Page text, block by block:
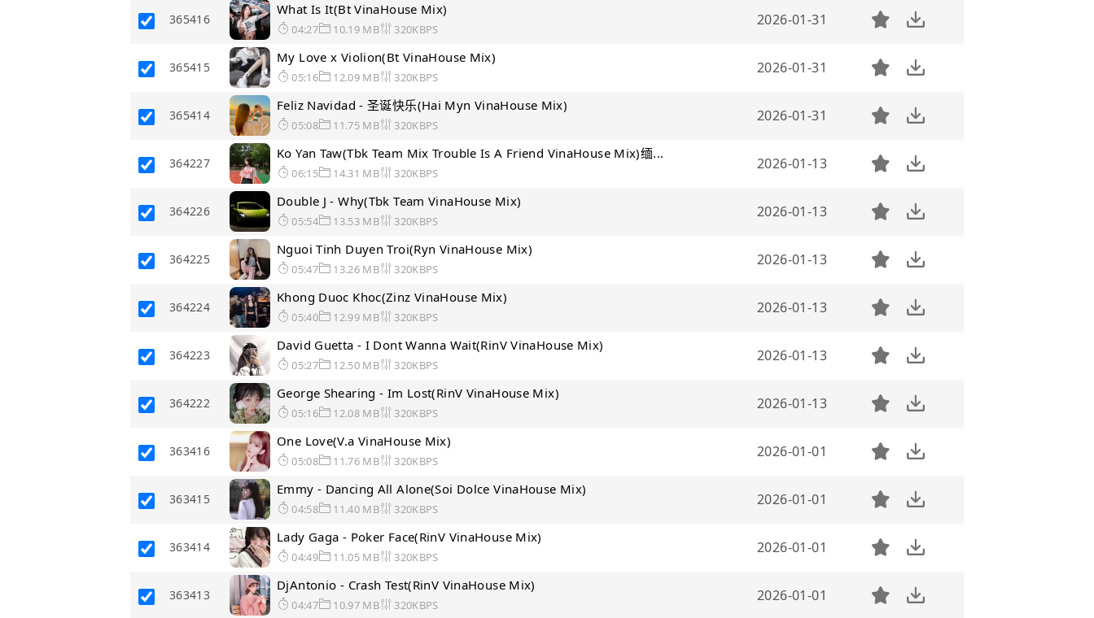
365416
What Is It(Bt VinaHouse Mix)
04:27 10.19 MB 320KBPS
2026-01-31
365415
My Love x Violion(Bt VinaHouse Mix)
05:16 12.09 MB 320KBPS
2026-01-31
365414
Feliz Navidad - 圣诞快乐(Hai Myn VinaHouse Mix)
05:08 11.75 MB 320KBPS
2026-01-31
364227
Ko Yan Taw(Tbk Team Mix Trouble Is A Friend VinaHouse Mix)缅...
06:15 14.31 MB 320KBPS
2026-01-13
364226
Double J - Why(Tbk Team VinaHouse Mix)
05:54 13.53 MB 320KBPS
2026-01-13
364225
Nguoi Tinh Duyen Troi(Ryn VinaHouse Mix)
05:47 13.26 MB 320KBPS
2026-01-13
364224
Khong Duoc Khoc(Zinz VinaHouse Mix)
05:40 12.99 MB 320KBPS
2026-01-13
364223
David Guetta - I Dont Wanna Wait(RinV VinaHouse Mix)
05:27 12.50 MB 320KBPS
2026-01-13
364222
George Shearing - Im Lost(RinV VinaHouse Mix)
05:16 12.08 MB 320KBPS
2026-01-13
363416
One Love(V.a VinaHouse Mix)
05:08 11.76 MB 320KBPS
2026-01-01
363415
Emmy - Dancing All Alone(Soi Dolce VinaHouse Mix)
04:58 11.40 MB 320KBPS
2026-01-01
363414
Lady Gaga - Poker Face(RinV VinaHouse Mix)
04:49 11.05 MB 320KBPS
2026-01-01
363413
DjAntonio - Crash Test(RinV VinaHouse Mix)
04:47 10.97 MB 320KBPS
2026-01-01